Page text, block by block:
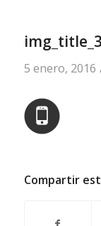
img_title_3
5 enero, 2016
Compartir